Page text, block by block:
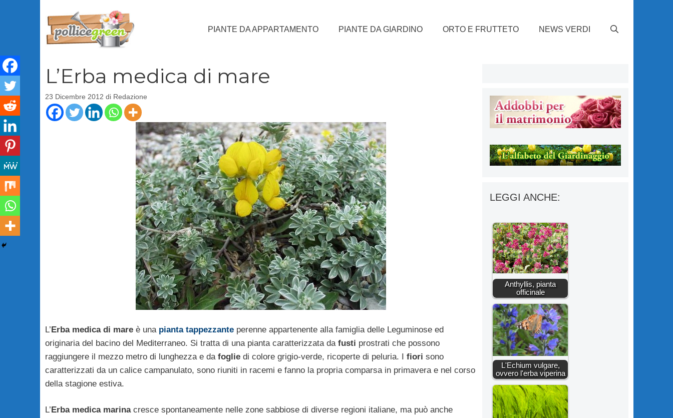
PIANTE DA APPARTAMENTO PIANTE DA GIARDINO ORTO E FRUTTETO NEWS VERDI
L’Erba medica di mare
23 Dicembre 2012 di Redazione
L’Erba medica di mareè una pianta tappezzanteperenne appartenente alla famiglia delle Leguminose ed
originaria del bacino del Mediterraneo. Si tratta di una pianta caratterizzata da fusti prostrati che possono
raggiungere il mezzo metro di lunghezza e dafogliedi colore grigio-verde, ricoperte di peluria. I fiori sono
caratterizzati da un calice campanulato, sono riuniti in racemi e fanno la propria comparsa in primavera e nel corso
della stagione estiva.
L’ Erba medica marinacresce spontaneamente nelle zone sabbiose di diverse regioni italiane, ma può anche
LEGGI ANCHE:
Anthyllis, pianta
officinale
L'Echium vulgare,
ovvero l'erba viperina